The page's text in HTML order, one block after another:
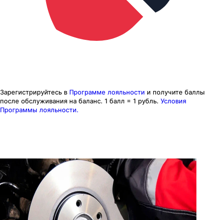
Зарегистрируйтесь в Программе лояльности и получите баллы
после обслуживания на баланс. 1 балл = 1 рубль. Условия
Программы лояльности.